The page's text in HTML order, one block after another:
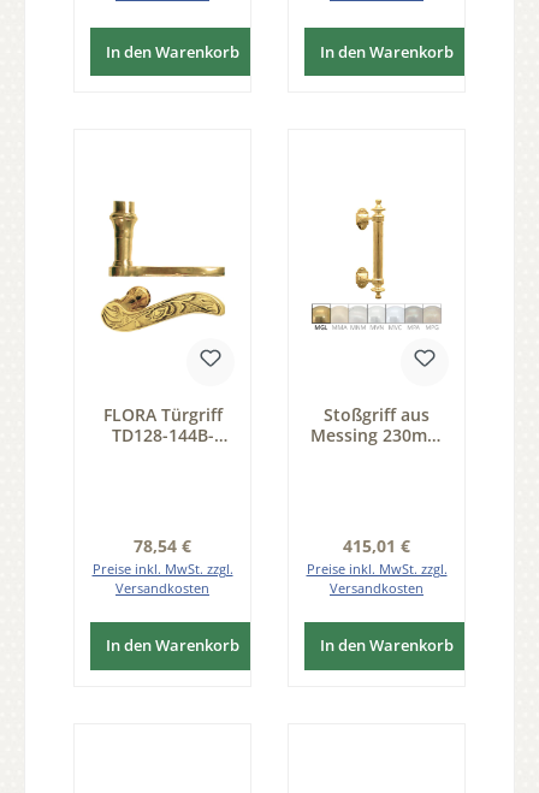
In den Warenkorb In den Warenkorb
FLORA Türgriff
TD128-144B-
Regulärer Preis:
78,54 €
Preise inkl. MwSt. zzgl.
Versandkosten
In den Warenkorb
Stoßgriff aus
Messing 230mm
Regulärer Preis:
415,01 €
Preise inkl. MwSt. zzgl.
Versandkosten
In den Warenkorb